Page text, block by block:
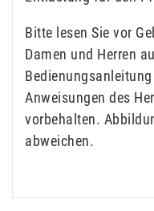
Bitte lesen Sie vor
Damen und Herren
Anweisungen des
vorbehalten.
abweichen.